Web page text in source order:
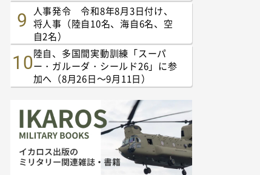
人事発令 令和8年8月3日付け、
将人事（陸自10名、海自6名、空
自2名）
陸自、多国間実動訓練「スーパ
ー・ガルーダ・シールド26」に参
加へ（8月26日～9月11日）